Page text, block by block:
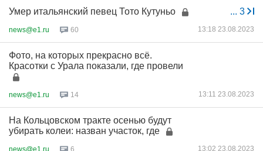
... 3
Умер итальянский певец Тото Кутуньо
news@e1.ru 60 13:18 23.08.2023
Фото, на которых прекрасно всё.
Красотки с Урала показали, где провели
news@e1.ru 14 13:11 23.08.2023
На Кольцовском тракте осенью будут
убирать колеи: назван участок, где
news@e1.ru 6 13:02 23.08.2023